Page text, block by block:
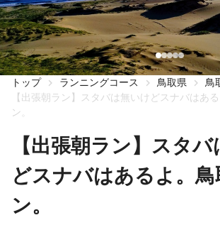
トップ ランニングコース 鳥取県
鳥
【出張朝ラン】スタバは無いけどスナバはあ
ン。
【出張朝ラン】スタ
どスナバはあるよ。鳥
ン。